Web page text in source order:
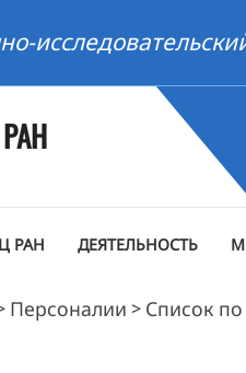
РАН ДЕЯТЕЛЬНОСТЬ
Персоналии > Список